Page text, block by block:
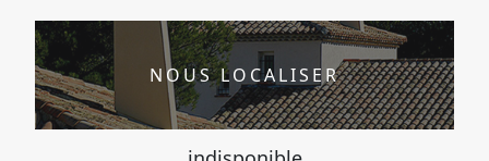
NOUS LOCALISER